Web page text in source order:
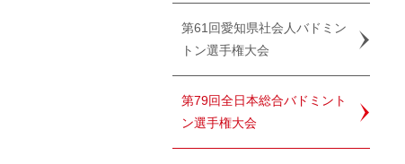
第61回愛知県社会人バドミン
トン選手権大会
第79回全日本総合バドミント
ン選手権大会